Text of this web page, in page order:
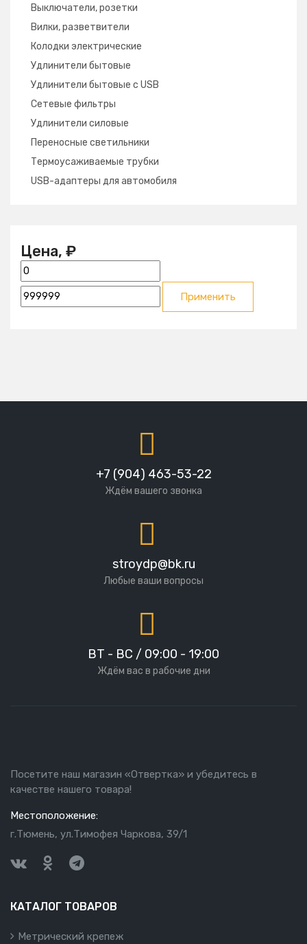
Выключатели, розетки
Вилки, разветвители
Колодки электрические
Удлинители бытовые
Удлинители бытовые с USB
Сетевые фильтры
Удлинители силовые
Переносные светильники
Термоусаживаемые трубки
USB-адаптеры для автомобиля
Цена, ₽
Применить
+7 (904) 463-53-22
Ждём вашего звонка
stroydp@bk.ru
Любые ваши вопросы
ВТ - ВС / 09:00 - 19:00
Ждём вас в рабочие дни
Посетите наш магазин «Отвертка» и убедитесь в
качестве нашего товара!
Местоположение:
г.Тюмень, ул.Тимофея Чаркова, 39/1
КАТАЛОГ ТОВАРОВ
Метрический крепеж